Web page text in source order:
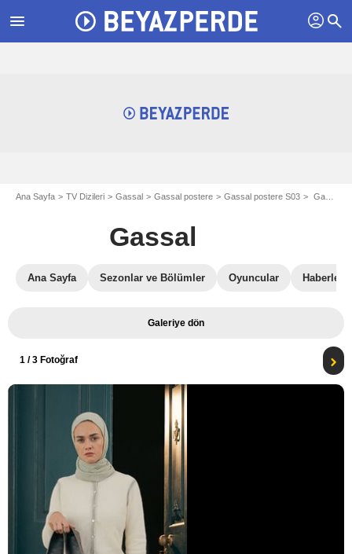
menu profil search
Ana Sayfa TV Dizileri Gassal Gassal postere Gassal postere S03 Gassal 3 sezon postere
Gassal
Ana Sayfa Sezonlar ve Bölümler Oyuncular Haberler
Galeriye dön
1 / 3 Fotoğraf